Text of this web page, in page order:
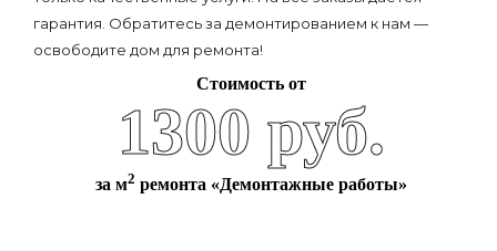
гарантия. Обратитесь за демонтированием к нам —
освободите дом для ремонта!
Стоимость от
1300 руб.
за м2 ремонта «Демонтажные работы»